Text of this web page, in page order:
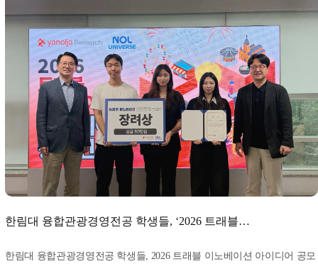
한림대 융합관광경영전공 학생들, ‘2026 트래블
한림대 융합관광경영전공 학생들, 2026 트래블 이노베이션 아이디어 공모